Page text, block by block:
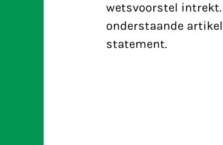
wetsvoorstel
onderstaande
statement.